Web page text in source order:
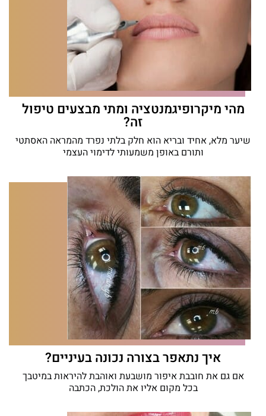
מהי מיקרופיגמנטציה ומתי מבצעים טיפול
זה?
שיער מלא, אחיד ובריא הוא חלק בלתי נפרד מהמראה האסתטי
ותורם באופן משמעותי לדימוי העצמי
איך נתאפר בצורה נכונה בעיניים?
אם גם את חובבת איפור מושבעת ואוהבת להיראות במיטבך
בכל מקום אליו את הולכת, הכתבה